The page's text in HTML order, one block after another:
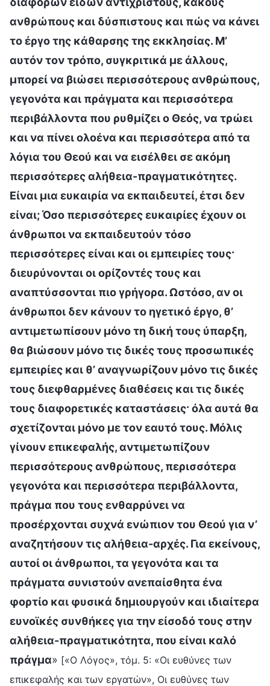
ανθρώπους και δύσπιστους και πώς να κάνει
το έργο της κάθαρσης της εκκλησίας. Μ’
αυτόν τον τρόπο, συγκριτικά με άλλους,
μπορεί να βιώσει περισσότερους ανθρώπους,
γεγονότα και πράγματα και περισσότερα
περιβάλλοντα που ρυθμίζει ο Θεός, να τρώει
και να πίνει ολοένα και περισσότερα από τα
λόγια του Θεού και να εισέλθει σε ακόμη
περισσότερες αλήθεια-πραγματικότητες.
Είναι μια ευκαιρία να εκπαιδευτεί, έτσι δεν
είναι; Όσο περισσότερες ευκαιρίες έχουν οι
άνθρωποι να εκπαιδευτούν τόσο
περισσότερες είναι και οι εμπειρίες τους·
διευρύνονται οι ορίζοντές τους και
αναπτύσσονται πιο γρήγορα. Ωστόσο, αν οι
άνθρωποι δεν κάνουν το ηγετικό έργο, θ’
αντιμετωπίσουν μόνο τη δική τους ύπαρξη,
θα βιώσουν μόνο τις δικές τους προσωπικές
εμπειρίες και θ’ αναγνωρίζουν μόνο τις δικές
τους διεφθαρμένες διαθέσεις και τις δικές
τους διαφορετικές καταστάσεις· όλα αυτά θα
σχετίζονται μόνο με τον εαυτό τους. Μόλις
γίνουν επικεφαλής, αντιμετωπίζουν
περισσότερους ανθρώπους, περισσότερα
γεγονότα και περισσότερα περιβάλλοντα,
πράγμα που τους ενθαρρύνει να
προσέρχονται συχνά ενώπιον του Θεού για ν’
αναζητήσουν τις αλήθεια-αρχές. Για εκείνους,
αυτοί οι άνθρωποι, τα γεγονότα και τα
πράγματα συνιστούν ανεπαίσθητα ένα
φορτίο και φυσικά δημιουργούν και ιδιαίτερα
ευνοϊκές συνθήκες για την είσοδό τους στην
αλήθεια-πραγματικότητα, που είναι καλό
πράγμα» [«Ο Λόγος», τόμ. 5: «Οι ευθύνες των
επικεφαλής και των εργατών», Οι ευθύνες των